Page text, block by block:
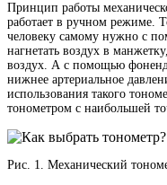
Принцип работы
работает в ручном режиме.
человеку самому нужно с
нагнетать воздух в
воздух. А с помощью
нижнее артериальное
использования такого
тонометром с наибольшей
Рис. 1. Механический